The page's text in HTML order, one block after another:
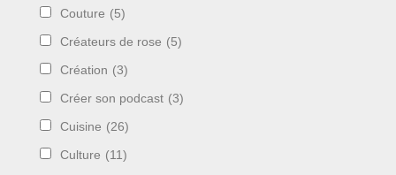
Couture (5)
Créateurs de rose (5)
Création (3)
Créer son podcast (3)
Cuisine (26)
Culture (11)